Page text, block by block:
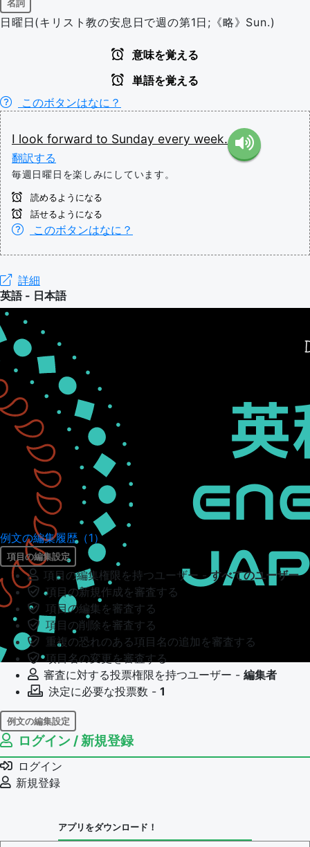
名詞
日曜日(キリスト教の安息日で週の第1日;《略》Sun.)
意味を覚える
単語を覚える
このボタンはなに？
I look forward to Sunday every week.
翻訳する
毎週日曜日を楽しみにしています。
読めるようになる
話せるようになる
このボタンはなに？
詳細
英語 - 日本語
例文の編集履歴（1）
項目の編集設定
項目の編集権限を持つユーザー -すべてのユーザー
項目の新規作成を審査する
項目の編集を審査する
項目の削除を審査する
重複の恐れのある項目名の追加を審査する
項目名の変更を審査する
審査に対する投票権限を持つユーザー - 編集者
決定に必要な投票数 - 1
例文の編集設定
例文の編集権限を持つユーザー -
例文の編集を審査する
例文の削除を審査する
審査に対する投票権限を持つユーザー -
ログイン / 新規登録
ログイン
新規登録
アプリをダウンロード！